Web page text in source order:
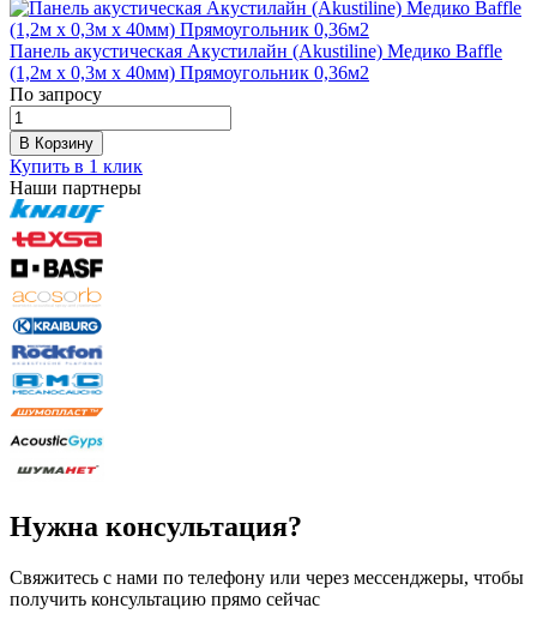
Панель акустическая Акустилайн (Akustiline) Медико Baffle
(1,2м x 0,3м х 40мм) Прямоугольник 0,36м2
По запросу
В Корзину
Купить в 1 клик
Наши партнеры
Нужна консультация?
Свяжитесь с нами по телефону или через мессенджеры, чтобы
получить консультацию прямо сейчас